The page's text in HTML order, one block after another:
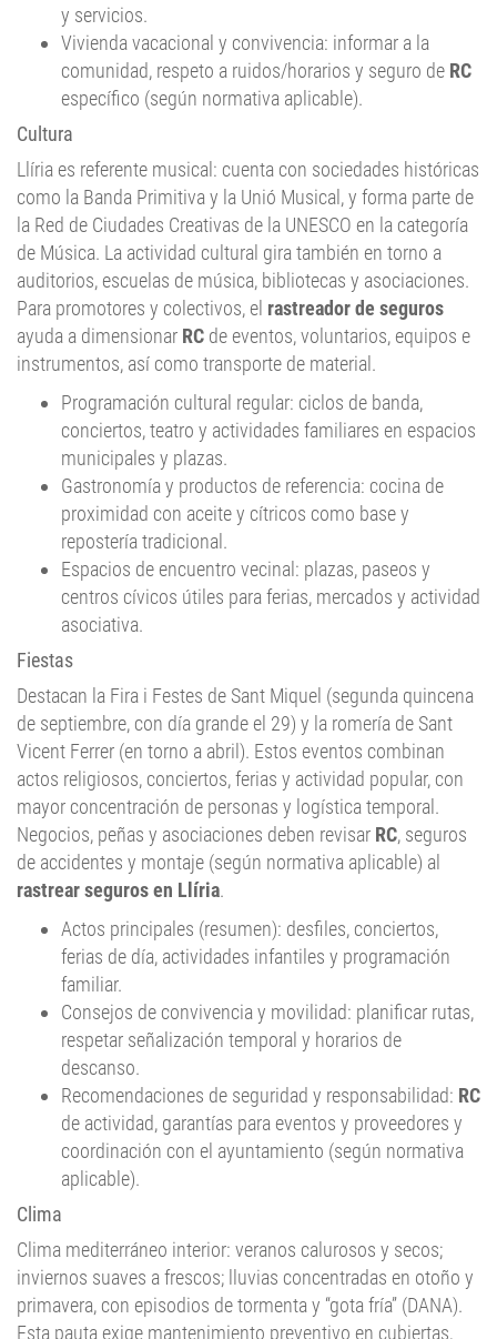
Vivienda vacacional y convivencia: informar a la
comunidad, respeto a ruidos/horarios y seguro de
específico (según normativa aplicable).
Cultura
Llíria es referente musical: cuenta con sociedades históricas
como la Banda Primitiva y la Unió Musical, y forma parte de
la Red de Ciudades Creativas de la UNESCO en la categoría
de Música. La actividad cultural gira también en torno a
auditorios, escuelas de música, bibliotecas y asociaciones.
Para promotores y colectivos, elrastreador de seguros
ayuda a dimensionarRCde eventos, voluntarios, equipos e
instrumentos, así como transporte de material.
Programación cultural regular: ciclos de banda,
conciertos, teatro y actividades familiares en espacios
municipales y plazas.
Gastronomía y productos de referencia: cocina de
proximidad con aceite y cítricos como base y
repostería tradicional.
Espacios de encuentro vecinal: plazas, paseos y
centros cívicos útiles para ferias, mercados y actividad
asociativa.
Fiestas
Destacan la Fira i Festes de Sant Miquel (segunda quincena
de septiembre, con día grande el 29) y la romería de Sant
Vicent Ferrer (en torno a abril). Estos eventos combinan
actos religiosos, conciertos, ferias y actividad popular, con
mayor concentración de personas y logística temporal.
Negocios, peñas y asociaciones deben revisarRC, seguros
de accidentes y montaje (según normativa aplicable) al
rastrear seguros en Llíria.
Actos principales (resumen): desfiles, conciertos,
ferias de día, actividades infantiles y programación
familiar.
Consejos de convivencia y movilidad: planificar rutas,
respetar señalización temporal y horarios de
descanso.
Recomendaciones de seguridad y responsabilidad:
de actividad, garantías para eventos y proveedores y
coordinación con el ayuntamiento (según normativa
aplicable).
Clima mediterráneo interior: veranos calurosos y secos;
inviernos suaves a frescos; lluvias concentradas en otoño y
primavera, con episodios de tormenta y “gota fría” (DANA).
Esta pauta exige mantenimiento preventivo en cubiertas,
bajantes, pérgolas y vallados, y valorar coberturas frente a